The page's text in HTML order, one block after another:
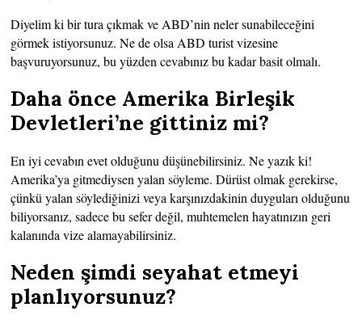
Diyelim ki bir tura çıkmak ve ABD’nin neler sunabileceğini
görmek istiyorsunuz. Ne de olsa ABD turist vizesine
başvuruyorsunuz, bu yüzden cevabınız bu kadar basit olmalı.
Daha önce Amerika Birleşik
Devletleri’ne gittiniz mi?
En iyi cevabın evet olduğunu düşünebilirsiniz. Ne yazık ki!
Amerika’ya gitmediysen yalan söyleme. Dürüst olmak gerekirse,
çünkü yalan söylediğinizi veya karşınızdakinin duyguları olduğunu
biliyorsanız, sadece bu sefer değil, muhtemelen hayatınızın geri
kalanında vize alamayabilirsiniz.
Neden şimdi seyahat etmeyi
planlıyorsunuz?